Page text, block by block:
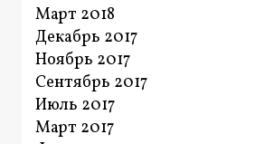
Март 2018
Декабрь 2017
Ноябрь 2017
Сентябрь 2017
Июль 2017
Март 2017